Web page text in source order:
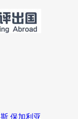
保加利亚